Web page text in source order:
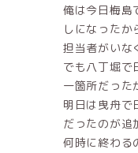
俺は今日梅島
しになったか
担当者がいな
でも八丁堀で
一箇所だった
明日は曳舟で
だったのが追
何時に終わる